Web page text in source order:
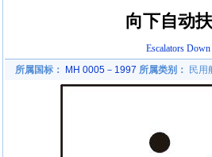
向下自动
Escalators Down
所属国标：
MH 0005－1997 所属类别： 民用